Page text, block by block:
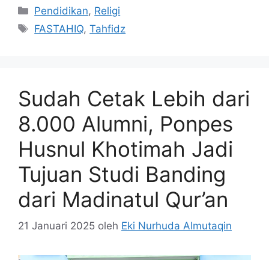
Kategori
Pendidikan, Religi
Tag
FASTAHIQ,Tahfidz
Sudah Cetak Lebih dari
8.000 Alumni, Ponpes
Husnul Khotimah Jadi
Tujuan Studi Banding
dari Madinatul Qur’an
21 Januari 2025 oleh Eki Nurhuda Almutaqin